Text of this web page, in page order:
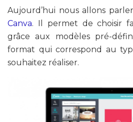
Aujourd’hui nous allons
Canva. Il permet de choisir
grâce aux modèles pré-
format qui correspond au
souhaitez réaliser.